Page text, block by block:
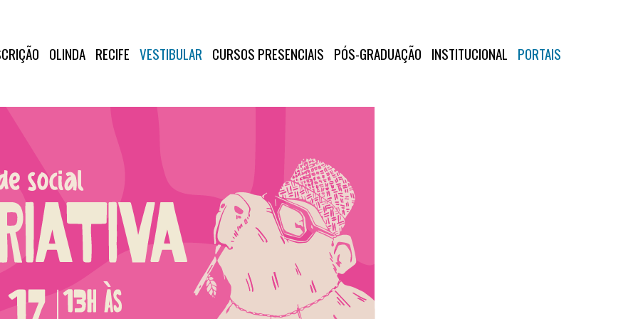
OLINDA RECIFE VESTIBULAR CURSOS PRESENCIAIS PÓS-GRADUAÇÃO INSTITUCIONAL PORTAIS